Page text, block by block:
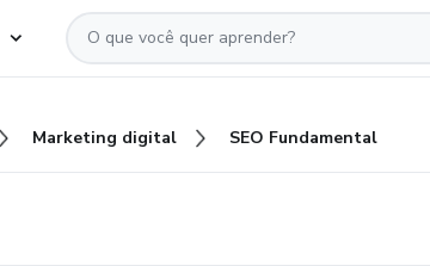
Marketing digital SEO Fundamental